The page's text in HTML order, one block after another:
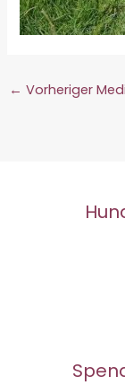
← Vorheriger